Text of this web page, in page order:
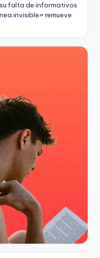
falta de informativos
invisible» remueve